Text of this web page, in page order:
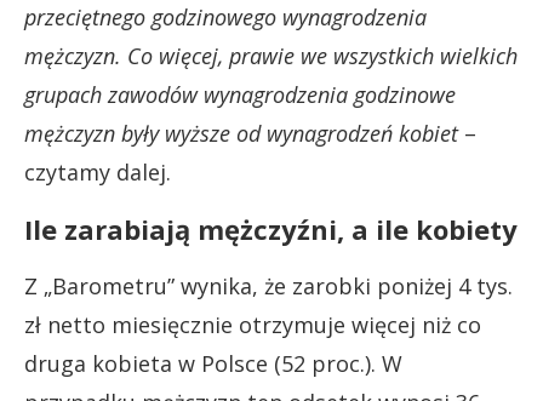
przeciętnego godzinowego wynagrodzenia
mężczyzn. Co więcej, prawie we wszystkich wielkich
grupach zawodów wynagrodzenia godzinowe
mężczyzn były wyższe od wynagrodzeń kobiet –
czytamy dalej.
Ile zarabiają mężczyźni, a ile kobiety
Z „Barometru” wynika, że zarobki poniżej 4 tys.
zł netto miesięcznie otrzymuje więcej niż co
druga kobieta w Polsce (52 proc.). W